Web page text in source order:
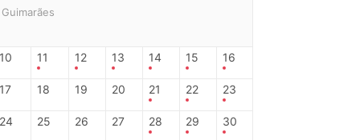
Guimarães
10 11 12 13 14 15 16
17 18 19 20 21 22 23
24 25 26 27 28 29 30